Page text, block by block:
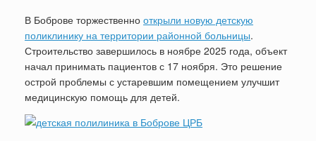
В Боброве торжественно открыли новую детскую
поликлинику на территории районной больницы.
Строительство завершилось в ноябре 2025 года, объект
начал принимать пациентов с 17 ноября. Это решение
острой проблемы с устаревшим помещением улучшит
медицинскую помощь для детей.